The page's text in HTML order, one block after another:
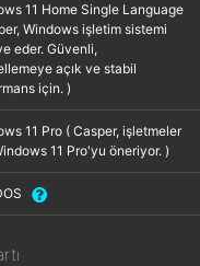
11 Home Single Language
Windows işletim sistemi
eder. Güvenli,
açık ve stabil
için. )
11 Pro ( Casper, işletmeler
11 Pro'yu öneriyor. )